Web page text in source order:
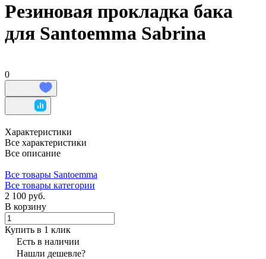
Резиновая прокладка бака
для Santoemma Sabrina
0
Характеристики
Все характеристики
Все описание
Все товары Santoemma
Все товары категории
2 100 руб.
В корзину
Купить в 1 клик
Есть в наличии
Нашли дешевле?